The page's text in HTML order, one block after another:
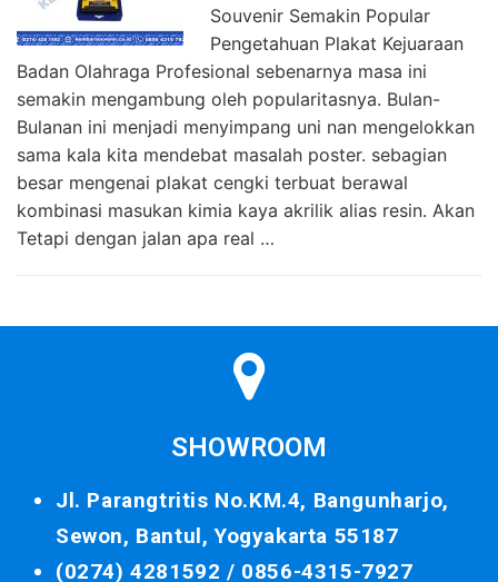
Souvenir Semakin Popular
Pengetahuan Plakat Kejuaraan
Badan Olahraga Profesional sebenarnya masa ini
semakin mengambung oleh popularitasnya. Bulan-
Bulanan ini menjadi menyimpang uni nan mengelokkan
sama kala kita mendebat masalah poster. sebagian
besar mengenai plakat cengki terbuat berawal
kombinasi masukan kimia kaya akrilik alias resin. Akan
Tetapi dengan jalan apa real …
SHOWROOM
Jl. Parangtritis No.KM.4, Bangunharjo,
Sewon, Bantul, Yogyakarta 55187
(0274) 4281592 / 0856-4315-7927